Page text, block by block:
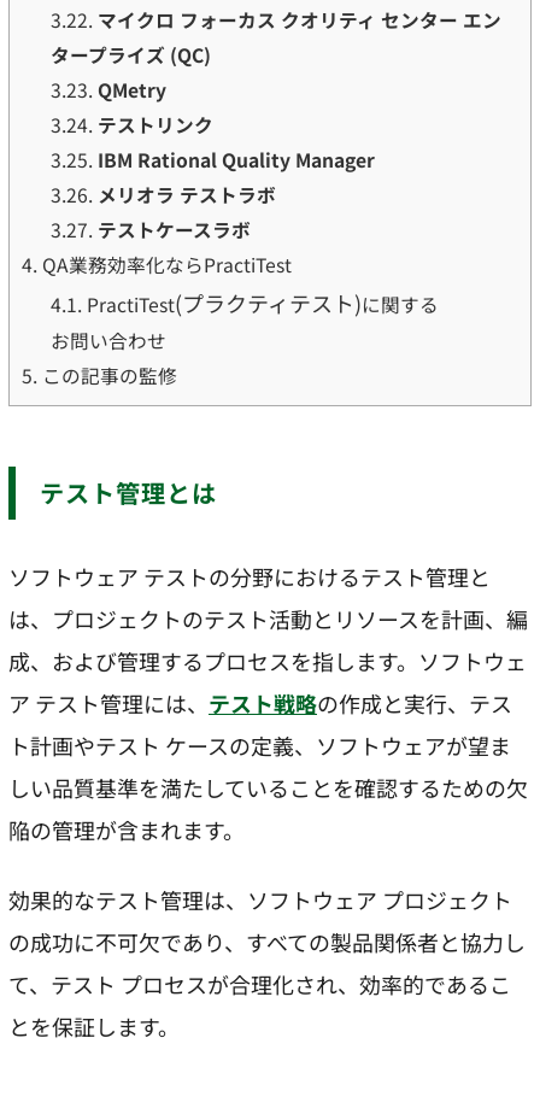
3.22. マイクロ フォーカス クオリティ センター エン
タープライズ (QC)
3.23.QMetry
3.24. テストリンク
3.25. IBM Rational Quality Manager
3.26. メリオラ テストラボ
3.27. テストケースラボ
4. QA業務効率化ならPractiTest
4.1.PractiTest(プラクティテスト)に関する
お問い合わせ
5. この記事の監修
テスト管理とは
ソフトウェア テストの分野におけるテスト管理と
は、プロジェクトのテスト活動とリソースを計画、編
成、および管理するプロセスを指します。ソフトウェ
ア テスト管理には、 テスト戦略の作成と実行、テス
ト計画やテスト ケースの定義、ソフトウェアが望ま
しい品質基準を満たしていることを確認するための欠
陥の管理が含まれます。
効果的なテスト管理は、ソフトウェア プロジェクト
の成功に不可欠であり、すべての製品関係者と協力し
て、テスト プロセスが合理化され、効率的であるこ
とを保証します。